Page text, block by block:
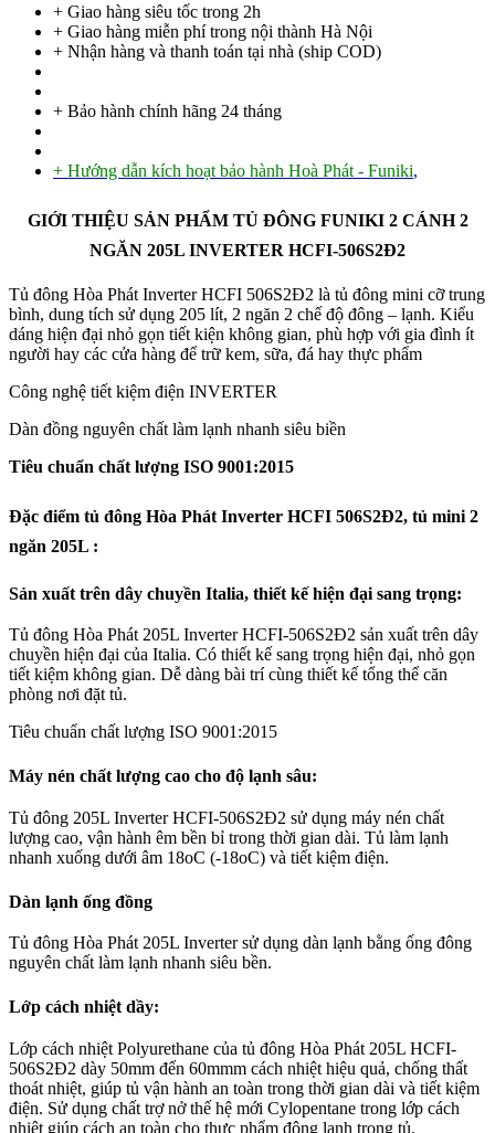
+ Giao hàng siêu tốc trong 2h
+ Giao hàng miễn phí trong nội thành Hà Nội
+ Nhận hàng và thanh toán tại nhà (ship COD)
+ Bảo hành chính hãng 24 tháng
+ Hướng dẫn kích hoạt bảo hành Hoà Phát - Funiki,
GIỚI THIỆU SẢN PHẨM TỦ ĐÔNG FUNIKI 2 CÁNH 2
NGĂN 205L INVERTER HCFI-506S2Đ2
Tủ đông Hòa Phát Inverter HCFI 506S2Đ2 là tủ đông mini cỡ trung
bình, dung tích sử dụng 205 lít, 2 ngăn 2 chế độ đông – lạnh. Kiểu
dáng hiện đại nhỏ gọn tiết kiện không gian, phù hợp với gia đình ít
người hay các cửa hàng để trữ kem, sữa, đá hay thực phẩm
Công nghệ tiết kiệm điện INVERTER
Dàn đồng nguyên chất làm lạnh nhanh siêu biền
Tiêu chuẩn chất lượng ISO 9001:2015
Đặc điểm tủ đông Hòa Phát Inverter HCFI 506S2Đ2, tủ mini 2
ngăn 205L :
Sản xuất trên dây chuyền Italia, thiết kế hiện đại sang trọng:
Tủ đông Hòa Phát 205L Inverter HCFI-506S2Đ2 sản xuất trên dây
chuyền hiện đại của Italia. Có thiết kế sang trọng hiện đại, nhỏ gọn
tiết kiệm không gian. Dễ dàng bài trí cùng thiết kế tổng thể căn
phòng nơi đặt tủ.
Tiêu chuẩn chất lượng ISO 9001:2015
Máy nén chất lượng cao cho độ lạnh sâu:
Tủ đông 205L Inverter HCFI-506S2Đ2 sử dụng máy nén chất
lượng cao, vận hành êm bền bỉ trong thời gian dài. Tủ làm lạnh
nhanh xuống dưới âm 18oC (-18oC) và tiết kiệm điện.
Dàn lạnh ống đồng
Tủ đông Hòa Phát 205L Inverter sử dụng dàn lạnh bằng ống đông
nguyên chất làm lạnh nhanh siêu bền.
Lớp cách nhiệt dầy:
Lớp cách nhiệt Polyurethane của tủ đông Hòa Phát 205L HCFI-
506S2Đ2 dày 50mm đến 60mmm cách nhiệt hiệu quả, chống thất
thoát nhiệt, giúp tủ vận hành an toàn trong thời gian dài và tiết kiệm
điện. Sử dụng chất trợ nở thế hệ mới Cylopentane trong lớp cách
nhiệt giúp cách an toàn cho thực phẩm đông lạnh trong tủ.